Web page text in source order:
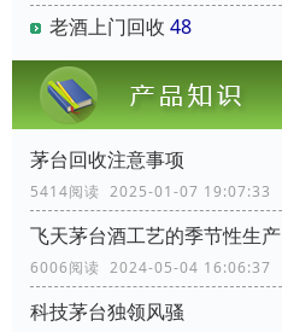
老酒上门回收 48
茅台回收注意事项
5414阅读 2025-01-07 19:07:33
飞天茅台酒工艺的季节性生产
6006阅读 2024-05-04 16:06:37
科技茅台独领风骚